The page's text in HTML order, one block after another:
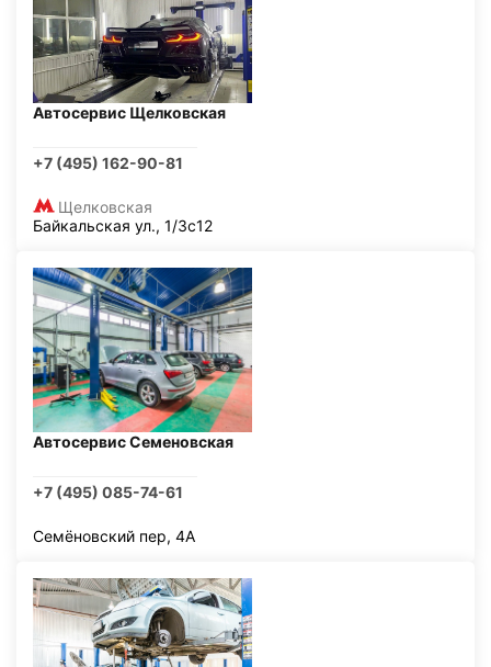
Автосервис Щелковская
+7 (495) 162-90-81
Щелковская
Байкальская ул., 1/3с12
Автосервис Семеновская
+7 (495) 085-74-61
Семёновский пер, 4А